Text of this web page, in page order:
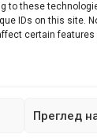
to these
IDs on this site.
certain
Преглед